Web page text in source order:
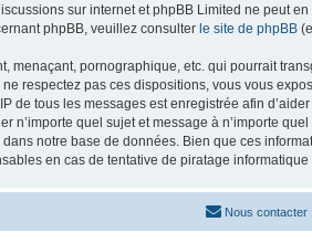
sur internet et phpBB Limited ne peut
phpBB, veuillez consulter le site de phpBB
pornographique, etc. qui pourrait
respectez pas ces dispositions, vous vous
de tous les messages est enregistrée afin
quel sujet et message à n’importe
notre base de données. Bien que ces
en cas de tentative de piratage
Nous contacter